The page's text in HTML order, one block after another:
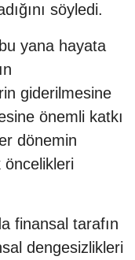
söyledi.
bu yana hayata
giderilmesine
önemli katkı
dönemin
finansal tarafın
dengesizlikleri